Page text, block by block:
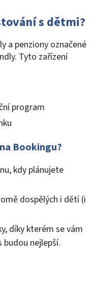
s dětmi?
a penziony označené
Tyto zařízení
program
Bookingu?
kdy plánujete
dospělých i dětí (i
díky kterém se vám
budou nejlepší.